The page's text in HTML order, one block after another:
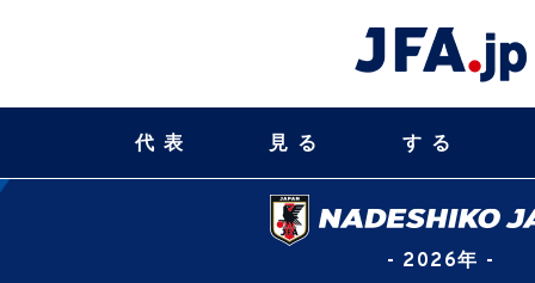
代表 見る する
- 2026年 -